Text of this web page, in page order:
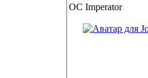
OC Imperator